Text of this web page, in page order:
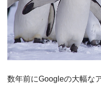
数年前にGoogleの大幅な